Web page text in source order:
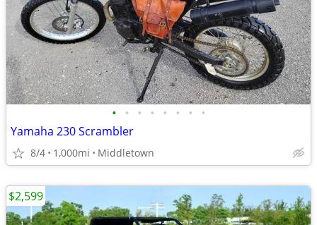
• • • • • • • •
Yamaha 230 Scrambler
8/4 1,000mi Middletown
$2,599